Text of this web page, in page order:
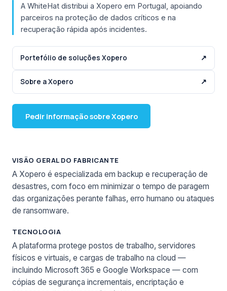
A WhiteHat distribui a Xopero em Portugal, apoiando
parceiros na proteção de dados críticos e na
recuperação rápida após incidentes.
Portefólio de soluções Xopero ↗
Sobre a Xopero ↗
Pedir informação sobre Xopero
VISÃO GERAL DO FABRICANTE
A Xopero é especializada em backup e recuperação de
desastres, com foco em minimizar o tempo de paragem
das organizações perante falhas, erro humano ou ataques
de ransomware.
TECNOLOGIA
A plataforma protege postos de trabalho, servidores
físicos e virtuais, e cargas de trabalho na cloud —
incluindo Microsoft 365 e Google Workspace — com
cópias de segurança incrementais, encriptação e